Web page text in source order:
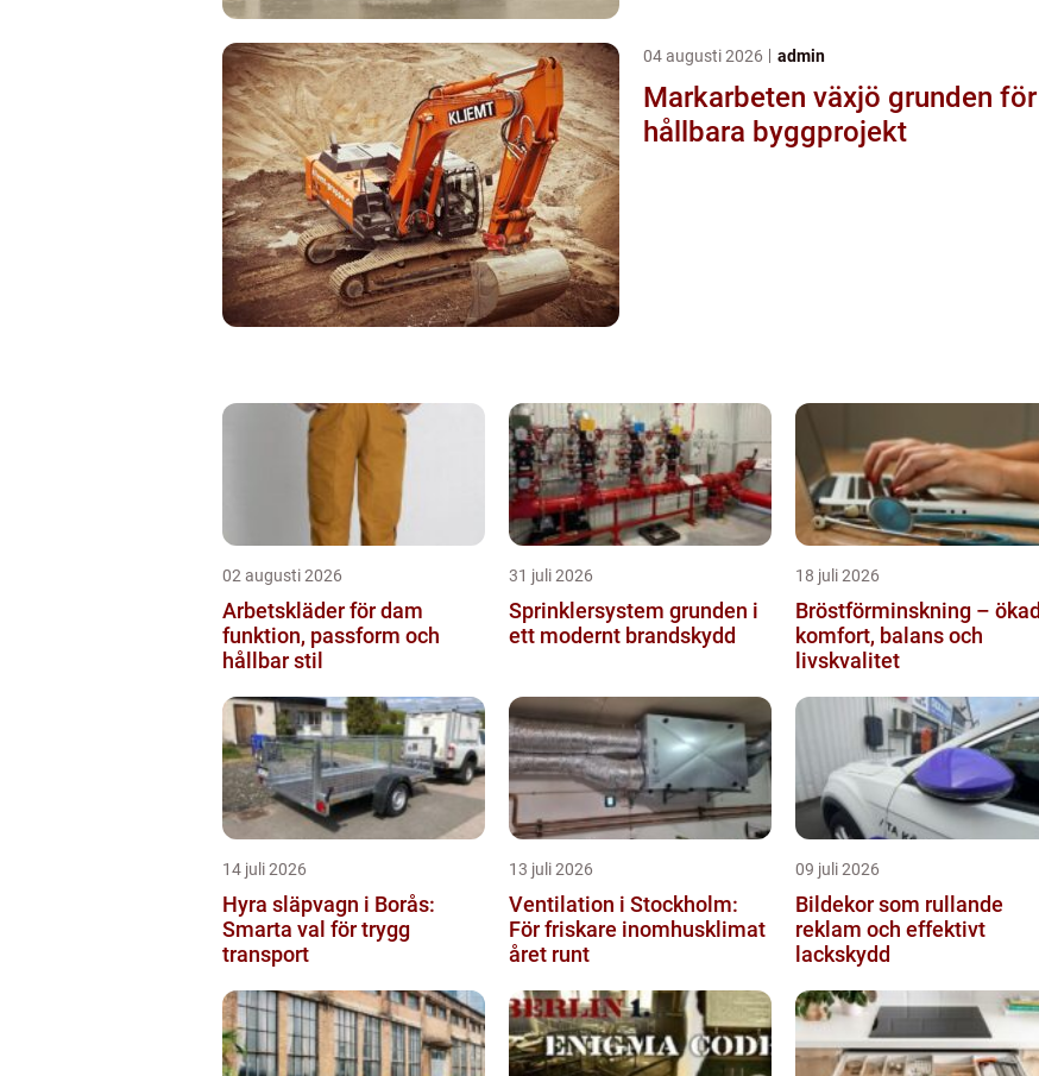
04 augusti 2026 admin
Markarbeten växjö grunden för
hållbara byggprojekt
02 augusti 2026
Arbetskläder för dam
funktion, passform och
hållbar stil
31 juli 2026
Sprinklersystem grunden i
ett modernt brandskydd
18 juli 2026
Bröstförminskning – ökad
komfort, balans och
livskvalitet
14 juli 2026
Hyra släpvagn i Borås:
Smarta val för trygg
transport
13 juli 2026
Ventilation i Stockholm:
För friskare inomhusklimat
året runt
09 juli 2026
Bildekor som rullande
reklam och effektivt
lackskydd